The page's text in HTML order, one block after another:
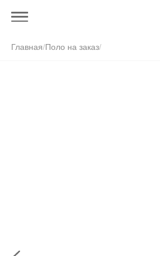
Главная/Поло на заказ/